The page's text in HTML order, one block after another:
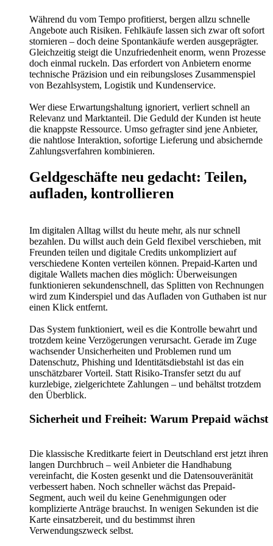
Während du vom Tempo profitierst, bergen allzu schnelle
Angebote auch Risiken. Fehlkäufe lassen sich zwar oft sofort
stornieren – doch deine Spontankäufe werden ausgeprägter.
Gleichzeitig steigt die Unzufriedenheit enorm, wenn Prozesse
doch einmal ruckeln. Das erfordert von Anbietern enorme
technische Präzision und ein reibungsloses Zusammenspiel
von Bezahlsystem, Logistik und Kundenservice.
Wer diese Erwartungshaltung ignoriert, verliert schnell an
Relevanz und Marktanteil. Die Geduld der Kunden ist heute
die knappste Ressource. Umso gefragter sind jene Anbieter,
die nahtlose Interaktion, sofortige Lieferung und absichernde
Zahlungsverfahren kombinieren.
Geldgeschäfte neu gedacht: Teilen,
aufladen, kontrollieren
Im digitalen Alltag willst du heute mehr, als nur schnell
bezahlen. Du willst auch dein Geld flexibel verschieben, mit
Freunden teilen und digitale Credits unkompliziert auf
verschiedene Konten verteilen können. Prepaid-Karten und
digitale Wallets machen dies möglich: Überweisungen
funktionieren sekundenschnell, das Splitten von Rechnungen
wird zum Kinderspiel und das Aufladen von Guthaben ist nur
einen Klick entfernt.
Das System funktioniert, weil es die Kontrolle bewahrt und
trotzdem keine Verzögerungen verursacht. Gerade im Zuge
wachsender Unsicherheiten und Problemen rund um
Datenschutz, Phishing und Identitätsdiebstahl ist das ein
unschätzbarer Vorteil. Statt Risiko-Transfer setzt du auf
kurzlebige, zielgerichtete Zahlungen – und behältst trotzdem
den Überblick.
Sicherheit und Freiheit: Warum Prepaid wächst
Die klassische Kreditkarte feiert in Deutschland erst jetzt ihren
langen Durchbruch – weil Anbieter die Handhabung
vereinfacht, die Kosten gesenkt und die Datensouveränität
verbessert haben. Noch schneller wächst das Prepaid-
Segment, auch weil du keine Genehmigungen oder
komplizierte Anträge brauchst. In wenigen Sekunden ist die
Karte einsatzbereit, und du bestimmst ihren
Verwendungszweck selbst.